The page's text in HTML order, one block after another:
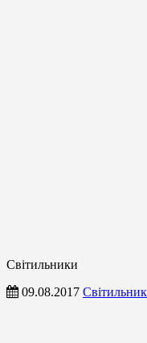
Світильники
09.08.2017